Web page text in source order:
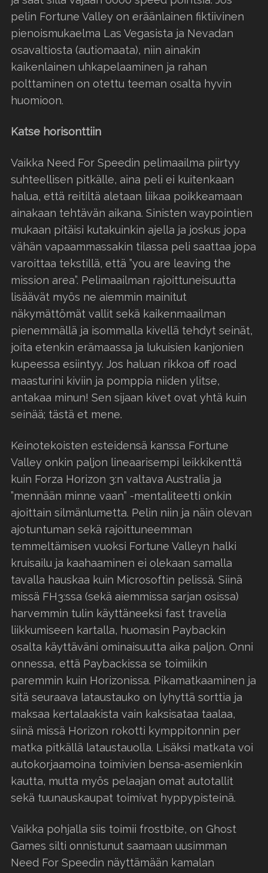
pelin Fortune Valley on eräänlainen fiktiivinen
pienoismukaelma Las Vegasista ja Nevadan
osavaltiosta (autiomaata), niin ainakin
kaikenlainen uhkapelaaminen ja rahan
polttaminen on otettu teeman osalta hyvin
huomioon.
Katse horisonttiin
Vaikka Need For Speedin pelimaailma piirtyy
suhteellisen pitkälle, aina peli ei kuitenkaan
halua, että reitiltä aletaan liikaa poikkeamaan
ainakaan tehtävän aikana. Sinisten waypointien
mukaan pitäisi kutakuinkin ajella ja joskus jopa
vähän vapaammassakin tilassa peli saattaa jopa
varoittaa tekstillä, että ”you are leaving the
mission area”. Pelimaailman rajoittuneisuutta
lisäävät myös ne aiemmin mainitut
näkymättömät vallit sekä kaikenmaailman
pienemmällä ja isommalla kivellä tehdyt seinät,
joita etenkin erämaassa ja lukuisien kanjonien
kupeessa esiintyy. Jos haluan rikkoa off road
maasturini kiviin ja pomppia niiden ylitse,
antakaa minun! Sen sijaan kivet ovat yhtä kuin
seinää; tästä et mene.
Keinotekoisten esteidensä kanssa Fortune
Valley onkin paljon lineaarisempi leikkikenttä
kuin Forza Horizon 3:n valtava Australia ja
”mennään minne vaan” -mentaliteetti onkin
ajoittain silmänlumetta. Pelin niin ja näin olevan
ajotuntuman sekä rajoittuneemman
temmeltämisen vuoksi Fortune Valleyn halki
kruisailu ja kaahaaminen ei olekaan samalla
tavalla hauskaa kuin Microsoftin pelissä. Siinä
missä FH3:ssa (sekä aiemmissa sarjan osissa)
harvemmin tulin käyttäneeksi fast travelia
liikkumiseen kartalla, huomasin Paybackin
osalta käyttäväni ominaisuutta aika paljon. Onni
onnessa, että Paybackissa se toimiikin
paremmin kuin Horizonissa. Pikamatkaaminen ja
sitä seuraava lataustauko on lyhyttä sorttia ja
maksaa kertalaakista vain kaksisataa taalaa,
siinä missä Horizon rokotti kymppitonnin per
matka pitkällä lataustauolla. Lisäksi matkata voi
autokorjaamoina toimivien bensa-asemienkin
kautta, mutta myös pelaajan omat autotallit
sekä tuunauskaupat toimivat hyppypisteinä.
Vaikka pohjalla siis toimii frostbite, on Ghost
Games silti onnistunut saamaan uusimman
Need For Speedin näyttämään kamalan